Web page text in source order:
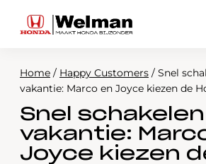
Modellen
Voorraad
Onderhoud en service
Plan onderhoud
Mijn Honda
Home / Happy Customers / Snel
vakantie: Marco en Joyce kiezen de
Snel
vakantie:
Joyce kiezen